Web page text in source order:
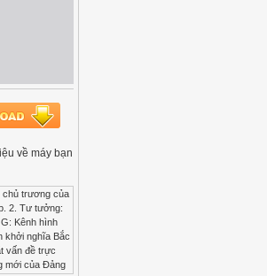
về máy bạn
chủ trương của
2. Tư tưởng:
Kênh hình
khởi nghĩa Bắc
vấn đề trực
mới của Đảng